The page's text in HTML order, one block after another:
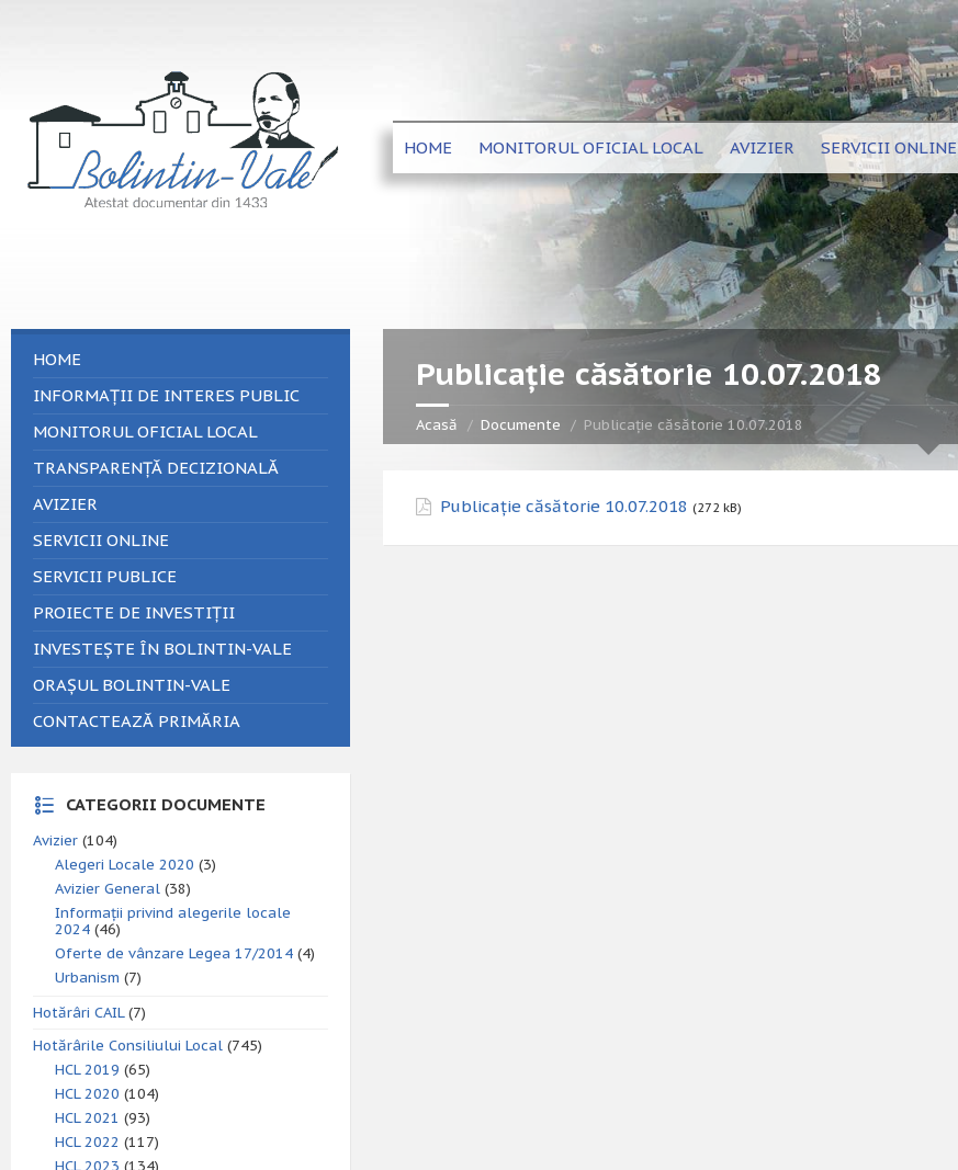
HOME MONITORUL OFICIAL LOCAL AVIZIER SERVICII ONLINE
Publicație căsătorie 10.07.2018
Acasă Documente Publicație căsătorie 10.07.2018
Publicație căsătorie 10.07.2018 (272 kB)
HOME
INFORMAȚII DE INTERES PUBLIC
MONITORUL OFICIAL LOCAL
TRANSPARENȚĂ DECIZIONALĂ
AVIZIER
SERVICII ONLINE
SERVICII PUBLICE
PROIECTE DE INVESTIȚII
INVESTEȘTE ÎN BOLINTIN-VALE
ORAȘUL BOLINTIN-VALE
CONTACTEAZĂ PRIMĂRIA
CATEGORII DOCUMENTE
Avizier (104)
Alegeri Locale 2020 (3)
Avizier General (38)
Informații privind alegerile locale
2024 (46)
Oferte de vânzare Legea 17/2014 (4)
Urbanism (7)
Hotărâri CAIL(7)
Hotărârile Consiliului Local (745)
HCL 2019 (65)
HCL 2020 (104)
HCL 2021 (93)
HCL 2022 (117)
HCL 2023 (134)